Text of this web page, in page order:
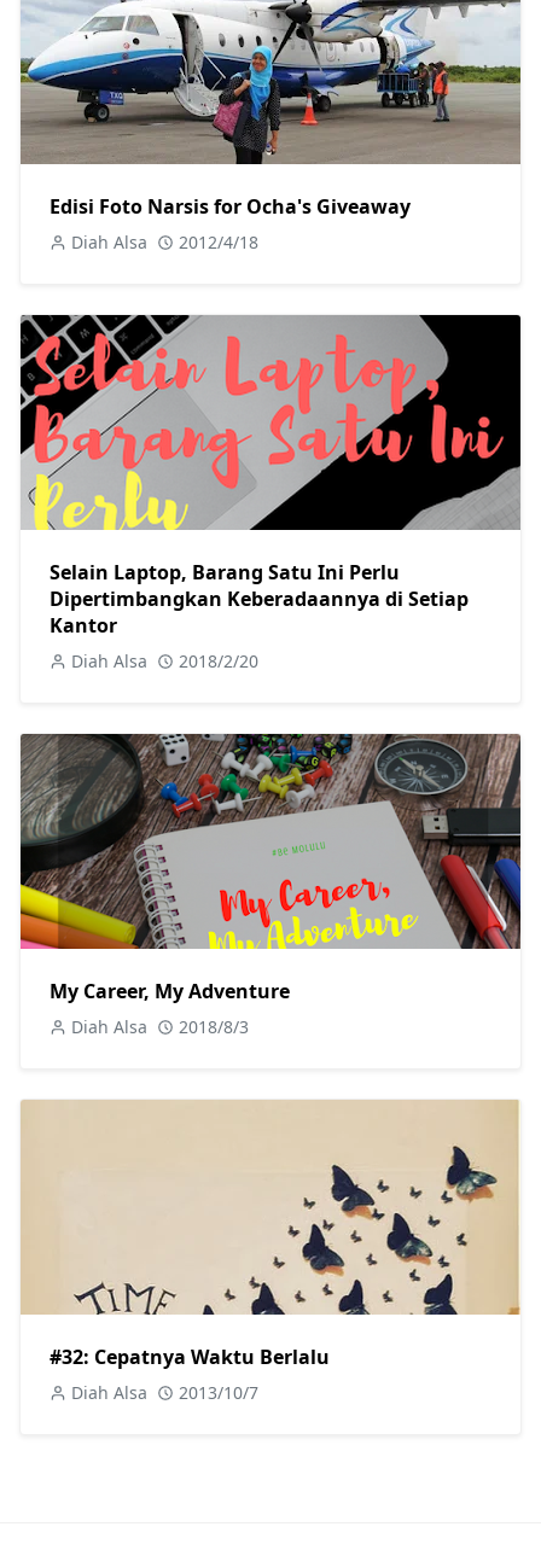
Edisi Foto Narsis for Ocha's Giveaway
Diah Alsa 2012/4/18
Selain Laptop, Barang Satu Ini Perlu
Dipertimbangkan Keberadaannya di Setiap
Kantor
Diah Alsa 2018/2/20
My Career, My Adventure
Diah Alsa 2018/8/3
#32: Cepatnya Waktu Berlalu
Diah Alsa 2013/10/7